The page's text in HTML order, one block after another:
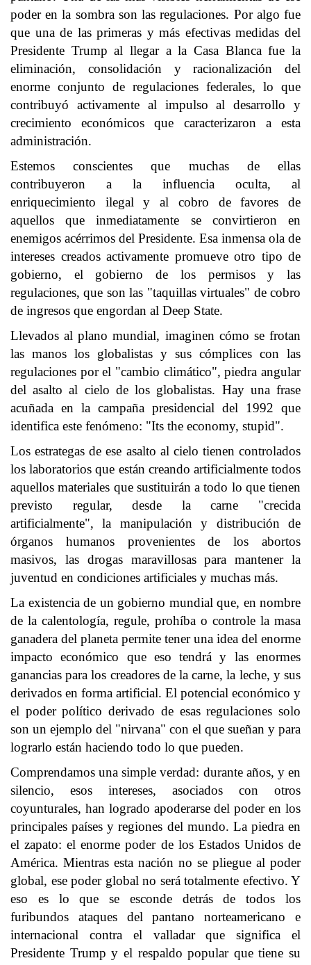
poder en la sombra son las regulaciones. Por algo fue
que una de las primeras y más efectivas medidas del
Presidente Trump al llegar a la Casa Blanca fue la
eliminación, consolidación y racionalización del
enorme conjunto de regulaciones federales, lo que
contribuyó activamente al impulso al desarrollo y
crecimiento económicos que caracterizaron a esta
administración.
Estemos conscientes que muchas de ellas
contribuyeron a la influencia oculta, al
enriquecimiento ilegal y al cobro de favores de
aquellos que inmediatamente se convirtieron en
enemigos acérrimos del Presidente. Esa inmensa ola de
intereses creados activamente promueve otro tipo de
gobierno, el gobierno de los permisos y las
regulaciones, que son las "taquillas virtuales" de cobro
de ingresos que engordan al Deep State.
Llevados al plano mundial, imaginen cómo se frotan
las manos los globalistas y sus cómplices con las
regulaciones por el "cambio climático", piedra angular
del asalto al cielo de los globalistas. Hay una frase
acuñada en la campaña presidencial del 1992 que
identifica este fenómeno: "Its the economy, stupid".
Los estrategas de ese asalto al cielo tienen controlados
los laboratorios que están creando artificialmente todos
aquellos materiales que sustituirán a todo lo que tienen
previsto regular, desde la carne "crecida
artificialmente", la manipulación y distribución de
órganos humanos provenientes de los abortos
masivos, las drogas maravillosas para mantener la
juventud en condiciones artificiales y muchas más.
La existencia de un gobierno mundial que, en nombre
de la calentología, regule, prohíba o controle la masa
ganadera del planeta permite tener una idea del enorme
impacto económico que eso tendrá y las enormes
ganancias para los creadores de la carne, la leche, y sus
derivados en forma artificial. El potencial económico y
el poder político derivado de esas regulaciones solo
son un ejemplo del "nirvana" con el que sueñan y para
lograrlo están haciendo todo lo que pueden.
Comprendamos una simple verdad: durante años, y en
silencio, esos intereses, asociados con otros
coyunturales, han logrado apoderarse del poder en los
principales países y regiones del mundo. La piedra en
el zapato: el enorme poder de los Estados Unidos de
América. Mientras esta nación no se pliegue al poder
global, ese poder global no será totalmente efectivo. Y
eso es lo que se esconde detrás de todos los
furibundos ataques del pantano norteamericano e
internacional contra el valladar que significa el
Presidente Trump y el respaldo popular que tiene su